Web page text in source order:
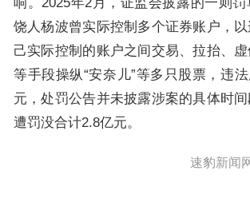
饶人杨波曾实际控制多个证券账户，
己实际控制的账户之间交易、拉抬、
等手段操纵“安奈儿”等多只股票，违
元，处罚公告并未披露涉案的具体时
遭罚没合计2.8亿元。
速豹新闻